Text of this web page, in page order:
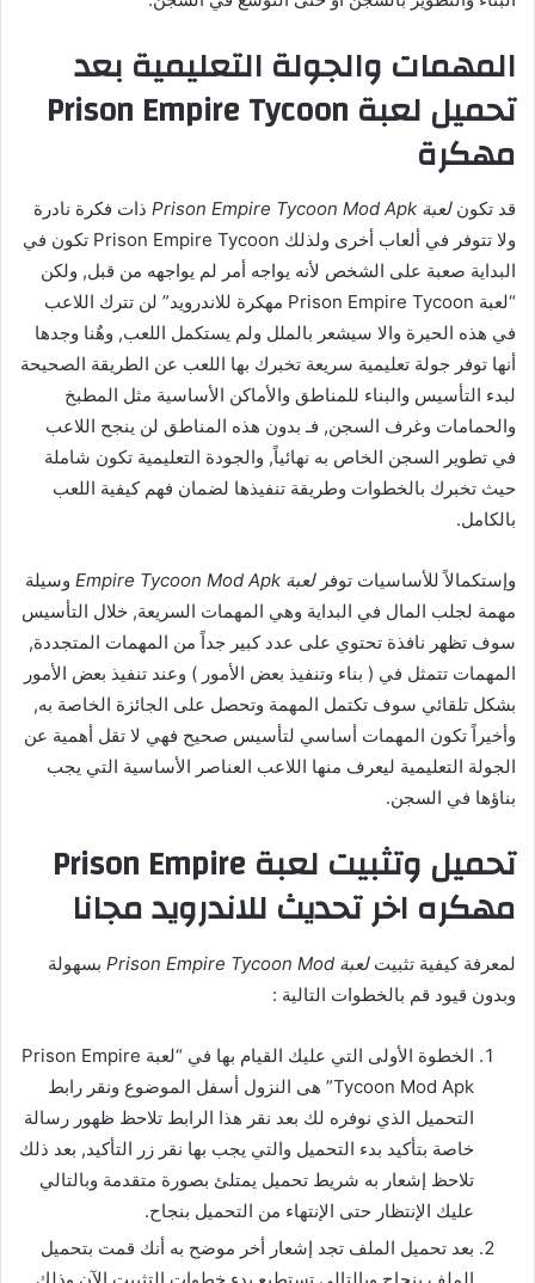
المهمات والجولة التعليمية بعد
تحميل لعبة Prison Empire Tycoon
مهكرة
قد تكونلعبة Prison Empire Tycoon Mod Apk
ذات فكرة نادرة
ولا تتوفر في ألعاب أخرى ولذلك Prison Empire Tycoon تكون في
البداية صعبة على الشخص لأنه يواجه أمر لم يواجهه من قبل, ولكن
“لعبة Prison Empire Tycoon مهكرة للاندرويد” لن تترك اللاعب
في هذه الحيرة والا سيشعر بالملل ولم يستكمل اللعب, وهٌنا وجدها
أنها توفر جولة تعليمية سريعة تخبرك بها اللعب عن الطريقة الصحيحة
لبدء التأسيس والبناء للمناطق والأماكن الأساسية مثل المطبخ
والحمامات وغرف السجن, فـ بدون هذه المناطق لن ينجح اللاعب
في تطوير السجن الخاص به نهائياً, والجودة التعليمية تكون شاملة
حيث تخبرك بالخطوات وطريقة تنفيذها لضمان فهم كيفية اللعب
بالكامل.
وإستكمالاً للأساسيات توفرلعبة Empire Tycoon Mod Apk
وسيلة
مهمة لجلب المال في البداية وهي المهمات السريعة, خلال التأسيس
سوف تظهر نافذة تحتوي على عدد كبير جداً من المهمات المتجددة,
المهمات تتمثل في ( بناء وتنفيذ بعض الأمور ) وعند تنفيذ بعض الأمور
بشكل تلقائي سوف تكتمل المهمة وتحصل على الجائزة الخاصة به,
وأخيراً تكون المهمات أساسي لتأسيس صحيح فهي لا تقل أهمية عن
الجولة التعليمية ليعرف منها اللاعب العناصر الأساسية التي يجب
بناؤها في السجن.
تحميل وتثبيت لعبة Prison Empire
مهكره اخر تحديث للاندرويد مجانا
لمعرفة كيفية تثبيتلعبة Prison Empire Tycoon Mod
بسهولة
وبدون قيود قم بالخطوات التالية :
الخطوة الأولى التي عليك القيام بها في “لعبة Prison Empire
Tycoon Mod Apk” هى النزول أسفل الموضوع ونقر رابط
التحميل الذي نوفره لك بعد نقر هذا الرابط تلاحظ ظهور رسالة
خاصة بتأكيد بدء التحميل والتي يجب بها نقر زر التأكيد, بعد ذلك
تلاحظ إشعار به شريط تحميل يمتلئ بصورة متقدمة وبالتالي
عليك الإنتظار حتى الإنتهاء من التحميل بنجاح.
بعد تحميل الملف تجد إشعار أخر موضح به أنك قمت بتحميل